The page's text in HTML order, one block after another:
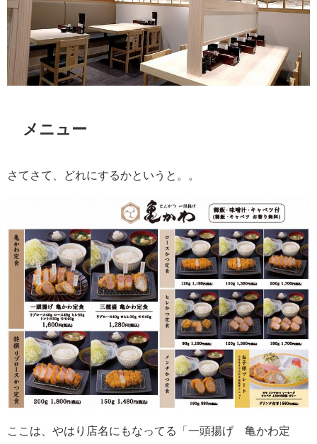
メニュー
さてさて、どれにするかというと。。
ここは、やはり店名にもなってる「一頭揚げ 亀かわ定